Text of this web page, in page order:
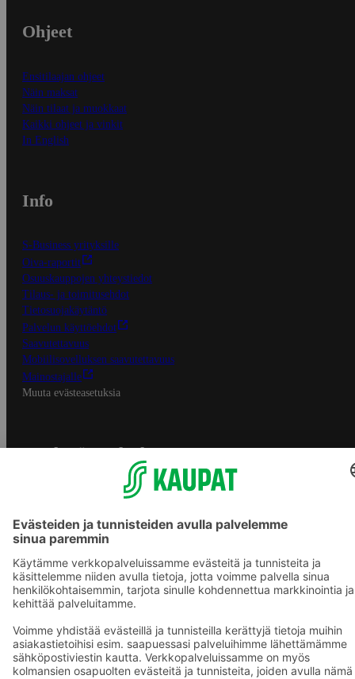
Ohjeet
Ensitilaajan ohjeet
Näin maksat
Näin tilaat ja muokkaat
Kaikki ohjeet ja vinkit
In English
Info
S-Business yrityksille
Oiva-raportit
Osuuskauppojen yhteystiedot
Tilaus- ja toimitusehdot
Tietosuojakäytäntö
Palvelun käyttöehdot
Saavutettavuus
Mobiilisovelluksen saavutettavuus
Mainostajalle
Muuta evästeasetuksia
S-ryhmän palvelut
Asiakasomistajuus
Yhteishyvä Ruoka -sovellus
Prisma.fi
Sokos.fi
S-Pankki
Sokos Hotels
Raflaamo